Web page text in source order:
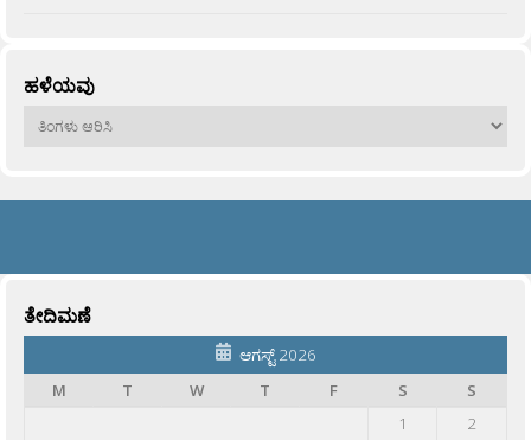
ಹಳೆಯವು
ಹಳೆಯವು
ತೇದಿಮಣೆ
ಆಗಸ್ಟ್ 2026
M
T W T F S
S
1
2